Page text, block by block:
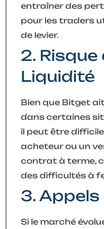
entraîner des
pour les traders
de levier.
2. Risque
Liquidité
Bien que Bitget
dans certaines
il peut être
acheteur ou un
contrat à terme,
des difficultés à
3.
Si le marché